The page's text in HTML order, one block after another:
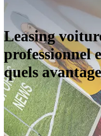
Leasing
professionnel
quels